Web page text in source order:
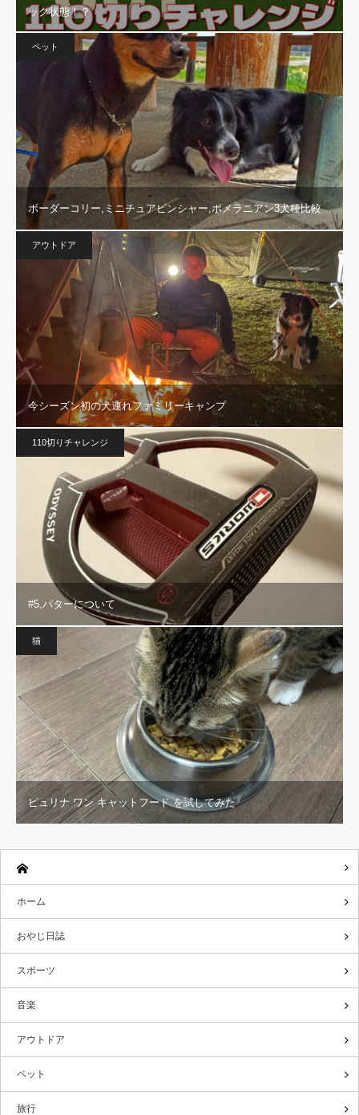
ック状態！？
ペット
ボーダーコリー,ミニチュアピンシャー,ポメラニアン3犬種比較
アウトドア
今シーズン初の犬連れファミリーキャンプ
110切りチャレンジ
#5,パターについて
猫
ピュリナ ワン キャットフード を試してみた
ホーム
おやじ日誌
スポーツ
音楽
アウトドア
ペット
旅行